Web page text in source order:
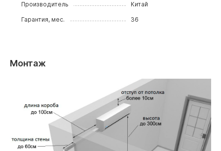
Производитель Китай
Гарантия, мес. 36
Монтаж